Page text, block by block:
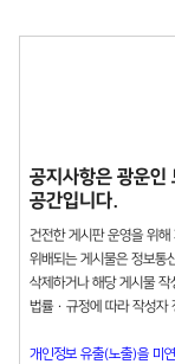
공지사항은 광운인
공간입니다.
건전한 게시판 운영을 위
위배되는 게시물은 정보통
삭제하거나 해당 게시물
법률 · 규정에 따라 작성자
개인정보 유출(노출)을 미